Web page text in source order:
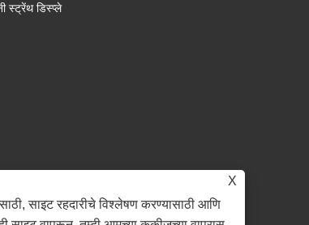
स्ट्रेंथ डिस्प्ले
X
साइट रहदारीचे विश्लेषण करण्यासाठी आणि